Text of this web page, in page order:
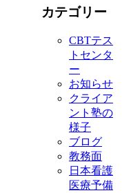
カテゴリー
CBTテス
トセンタ
ー
お知らせ
クライア
ント塾の
様子
ブログ
教務面
日本看護
医療予備